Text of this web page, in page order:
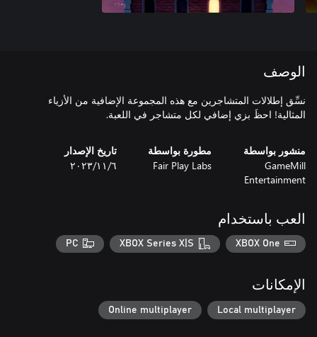
الوصف
نسِّق إطلالات المتشاجرين مع هذه المجموعة الإضافية من الأزياء
المثالية! احظَ بزي إضافي لكل متشاجر في اللعبة.
منشور بواسطة
GameMill
Entertainment
مطورة بواسطة
Fair Play Labs
تاريخ الإصدار
٦‏/١١‏/٢٠٢٣
العب باستخدام
XBOX One
XBOX Series X|S
PC
الإمكانات
Local multiplayer
Online multiplayer